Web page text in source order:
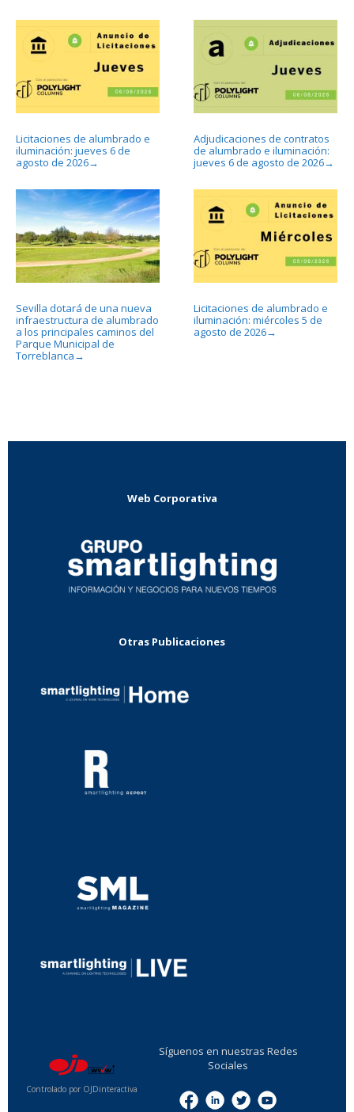
Licitaciones de alumbrado e
iluminación: jueves 6 de
agosto de 2026→
Adjudicaciones de contratos
de alumbrado e iluminación:
jueves 6 de agosto de 2026→
Sevilla dotará de una nueva
infraestructura de alumbrado
a los principales caminos del
Parque Municipal de
Torreblanca →
Licitaciones de alumbrado e
iluminación: miércoles 5 de
agosto de 2026→
Web Corporativa
Otras Publicaciones
Controlado por OJDinteractiva
Síguenos en nuestras Redes
Sociales